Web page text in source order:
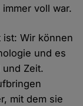
voll war.
ist: Wir können
und es
Zeit.
mit dem sie